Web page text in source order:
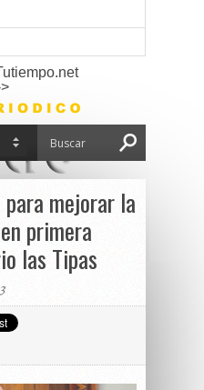
mejorar la
primera
las Tipas